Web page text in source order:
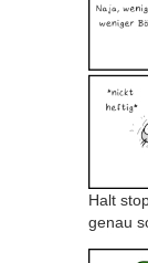
Merch
Redbubble
Halt
genau